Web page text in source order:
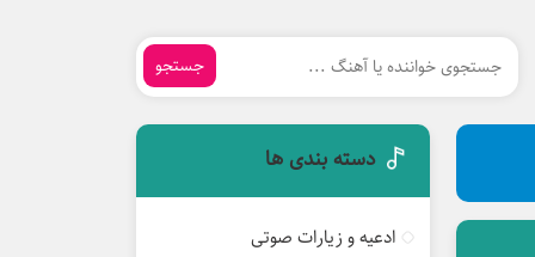
جستجو
دسته بندی ها
ادعیه و زیارات صوتی